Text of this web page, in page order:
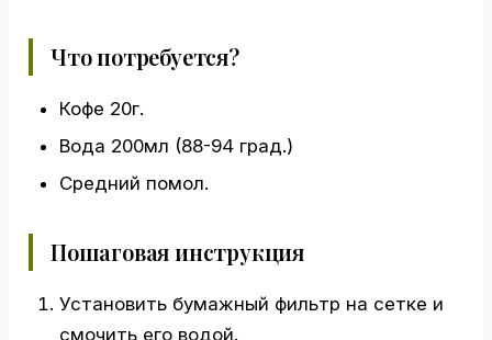
Что потребуется?
Кофе 20г.
Вода 200мл (88-94 град.)
Средний помол.
Пошаговая инструкция
Установить бумажный фильтр на сетке и
смочить его водой.